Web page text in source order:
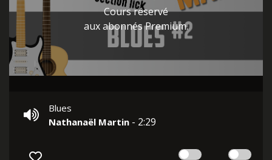
Cours réservé
aux abonnés Premium.
Blues
Nathanaël Martin - 2:29